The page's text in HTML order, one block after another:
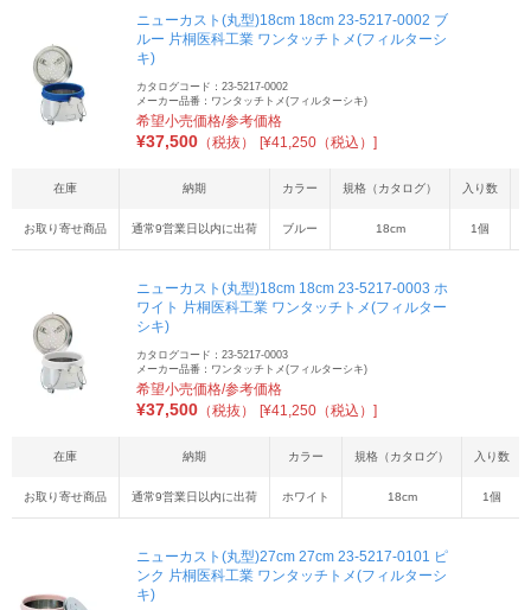
ニューカスト(丸型)18cm 18cm 23-5217-0002 ブ
ルー 片桐医科工業 ワンタッチトメ(フィルターシ
キ)
カタログコード：23-5217-0002
メーカー品番：ワンタッチトメ(フィルターシキ)
希望小売価格/参考価格
¥37,500 （税抜） [¥41,250（税込）]
在庫 納期 カラー 規格（カタログ） 入り数
お取り寄せ商品 通常9営業日以内に出荷 ブルー 18cm 1個
ニューカスト(丸型)18cm 18cm 23-5217-0003 ホ
ワイト 片桐医科工業 ワンタッチトメ(フィルター
シキ)
カタログコード：23-5217-0003
メーカー品番：ワンタッチトメ(フィルターシキ)
希望小売価格/参考価格
¥37,500 （税抜） [¥41,250（税込）]
在庫 納期 カラー 規格（カタログ） 入り数
お取り寄せ商品 通常9営業日以内に出荷 ホワイト 18cm 1個
ニューカスト(丸型)27cm 27cm 23-5217-0101 ピ
ンク 片桐医科工業 ワンタッチトメ(フィルターシ
キ)